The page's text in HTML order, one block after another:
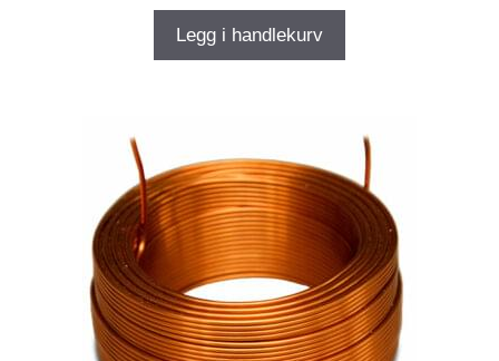
Legg i handlekurv